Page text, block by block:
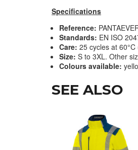
Specifications
Reference:
Standards: EN ISO
Care: 25 cycles at
Size: S to 3XL. Other
Colours available:
SEE ALSO